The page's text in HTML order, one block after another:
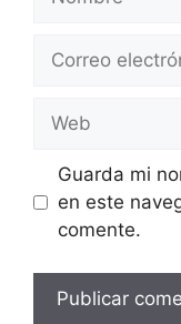
Correo
Web
Guarda mi
en este
comente.